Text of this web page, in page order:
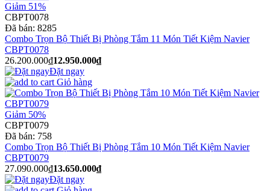
Giảm 51%
CBPT0078
Đã bán: 8285
Combo Trọn Bộ Thiết Bị Phòng Tắm 11 Món Tiết Kiệm Navier
CBPT0078
26.200.000₫12.950.000₫
Đặt ngay
Giỏ hàng
Giảm 50%
CBPT0079
Đã bán: 758
Combo Trọn Bộ Thiết Bị Phòng Tắm 10 Món Tiết Kiệm Navier
CBPT0079
27.090.000₫13.650.000₫
Đặt ngay